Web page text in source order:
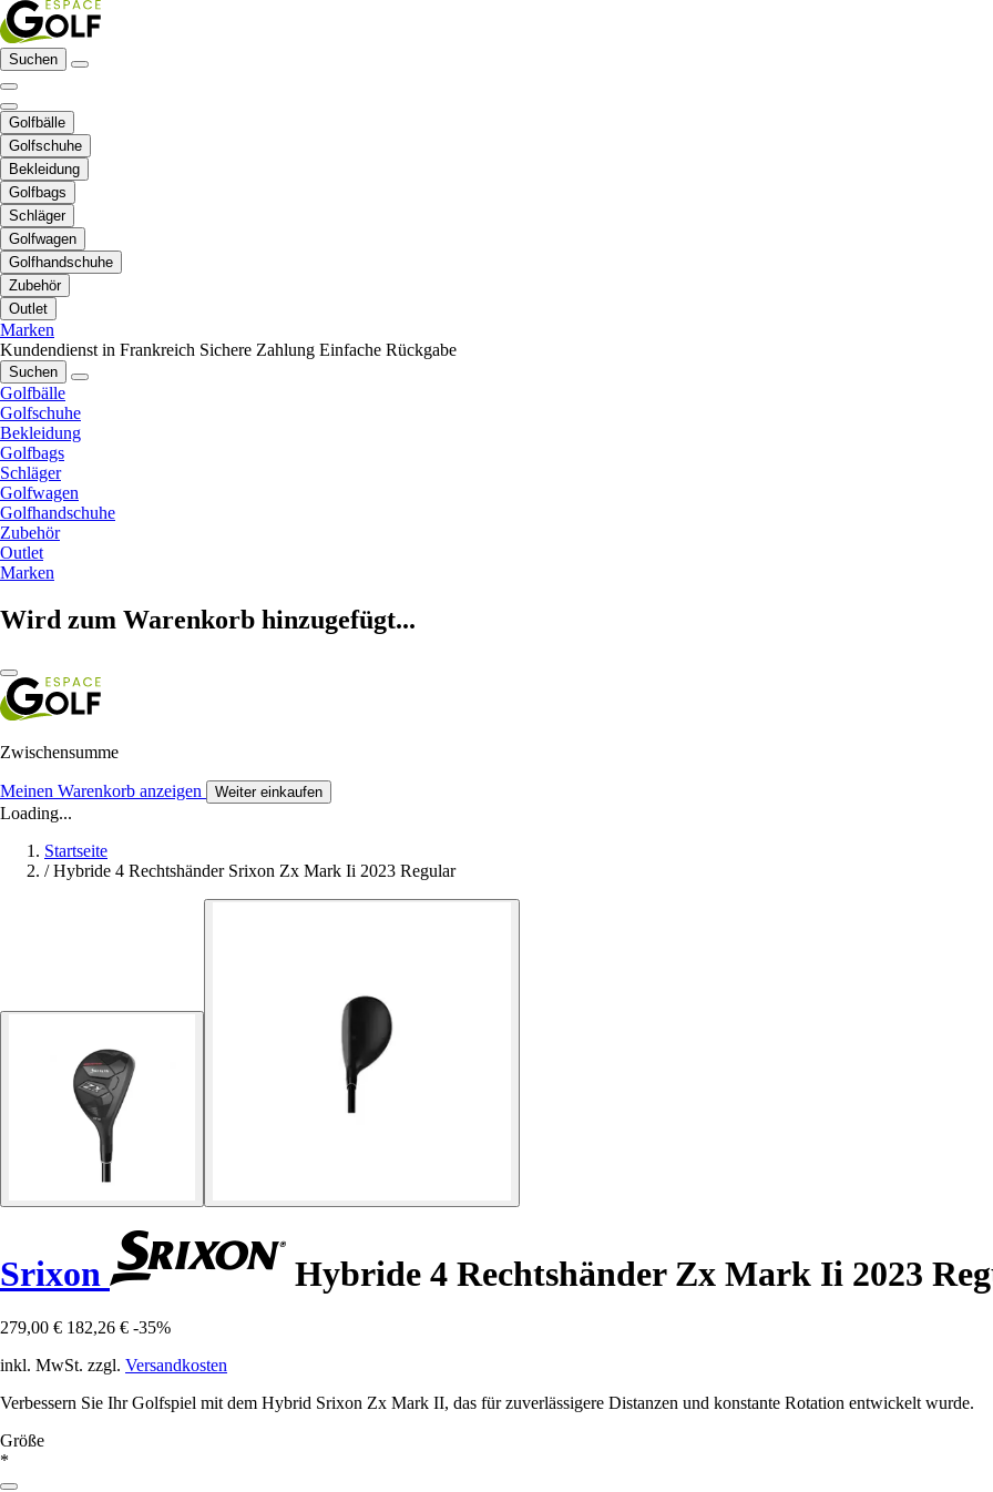
Suchen
Golfbälle
Golfschuhe
Bekleidung
Golfbags
Schläger
Golfwagen
Golfhandschuhe
Zubehör
Outlet
Marken
Kundendienst in Frankreich Sichere Zahlung Einfache Rückgabe
Suchen
Golfbälle
Golfschuhe
Bekleidung
Golfbags
Schläger
Golfwagen
Golfhandschuhe
Zubehör
Outlet
Marken
Wird zum Warenkorb hinzugefügt...
Zwischensumme
Meinen Warenkorb anzeigen Weiter einkaufen
Loading...
Startseite
/ Hybride 4 Rechtshänder Srixon Zx Mark Ii 2023 Regular
Srixon Hybride 4 Rechtshänder Zx Mark Ii 2023
279,00 € 182,26 € -35%
inkl. MwSt. zzgl. Versandkosten
Verbessern Sie Ihr Golfspiel mit dem Hybrid Srixon Zx Mark II, das für zuverlässigere Distanzen und konstante Rotation entwickelt wurde.
Größe
*